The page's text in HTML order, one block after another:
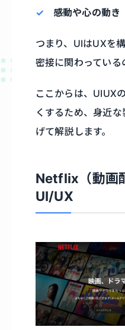
感動や心の動き
つまり、UIはUXを
密接に関わっている
ここからは、UIUX
くするため、身近
げて解説します。
Netflix（動画
UI/UX